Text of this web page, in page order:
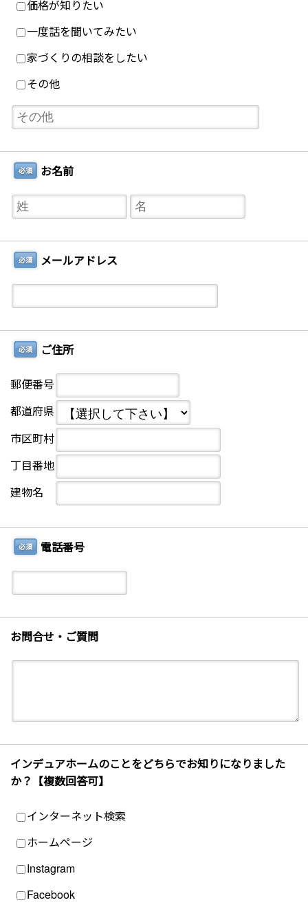
価格が知りたい
一度話を聞いてみたい
家づくりの相談をしたい
その他
必須 お名前
必須 メールアドレス
必須 ご住所
郵便番号
都道府県
市区町村
丁目番地
建物名
必須 電話番号
お問合せ・ご質問
インデュアホームのことをどちらでお知りになりました
か？【複数回答可】
インターネット検索
ホームページ
Instagram
Facebook